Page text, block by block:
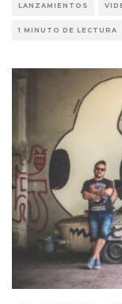
LANZAMIENTOS
1 MINUTO DE LECTURA